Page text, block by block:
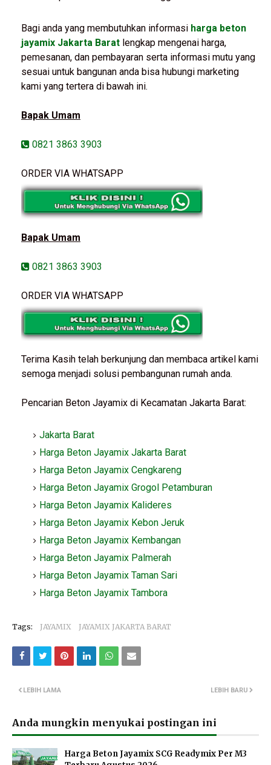
Bagi anda yang membutuhkan informasi harga beton
jayamix Jakarta Barat lengkap mengenai harga,
pemesanan, dan pembayaran serta informasi mutu yang
sesuai untuk bangunan anda bisa hubungi marketing
kami yang tertera di bawah ini.
Bapak Umam
0821 3863 3903
ORDER VIA WHATSAPP
Bapak Umam
0821 3863 3903
ORDER VIA WHATSAPP
Terima Kasih telah berkunjung dan membaca artikel kami
semoga menjadi solusi pembangunan rumah anda.
Pencarian Beton Jayamix di Kecamatan Jakarta Barat:
Jakarta Barat
Harga Beton Jayamix Jakarta Barat
Harga Beton Jayamix Cengkareng
Harga Beton Jayamix Grogol Petamburan
Harga Beton Jayamix Kalideres
Harga Beton Jayamix Kebon Jeruk
Harga Beton Jayamix Kembangan
Harga Beton Jayamix Palmerah
Harga Beton Jayamix Taman Sari
Harga Beton Jayamix Tambora
Tags: JAYAMIX JAYAMIX JAKARTA BARAT
LEBIH BARU
LEBIH LAMA
Anda mungkin menyukai postingan ini
Harga Beton Jayamix SCG Readymix Per M3